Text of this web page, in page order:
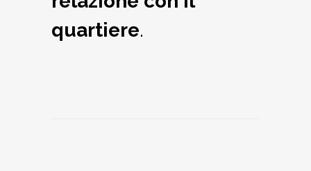
quartiere.